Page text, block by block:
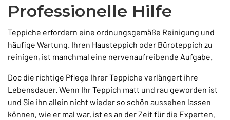
Professionelle Hilfe
Teppiche erfordern eine ordnungsgemäße Reinigung und
häufige Wartung. Ihren Hausteppich oder Büroteppich zu
reinigen, ist manchmal eine nervenaufreibende Aufgabe.
Doc die richtige Pflege Ihrer Teppiche verlängert ihre
Lebensdauer. Wenn Ihr Teppich matt und rau geworden ist
und Sie ihn allein nicht wieder so schön aussehen lassen
können, wie er mal war, ist es an der Zeit für die Experten.